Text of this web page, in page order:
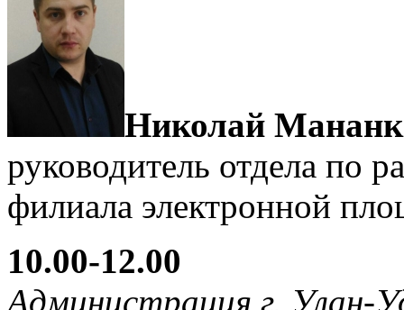
Николай
руководитель отдела по
филиала электронной
10.00-12.00
Администрация г. Улан-